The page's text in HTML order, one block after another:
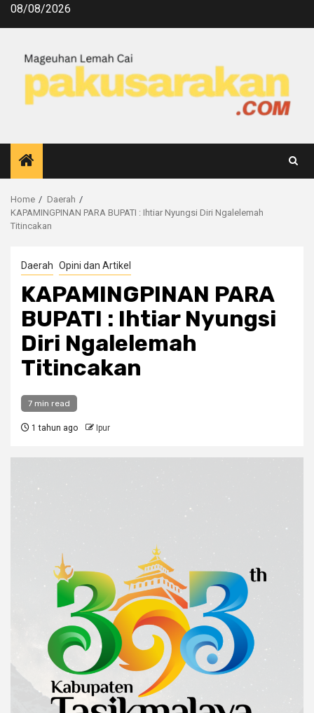
08/08/2026
Home
Daerah
KAPAMINGPINAN PARA BUPATI : Ihtiar Nyungsi Diri Ngalelemah
Titincakan
Daerah Opini dan Artikel
KAPAMINGPINAN PARA
BUPATI : Ihtiar Nyungsi
Diri Ngalelemah
Titincakan
7 min read
1 tahun ago Ipur